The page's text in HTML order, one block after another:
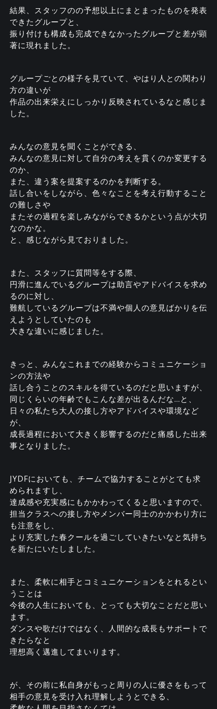
結果、スタッフのの予想以上にまとまったものを発表
できたグループと、
振り付けも構成も完成できなかったグループと差が顕
著に現れました。
グループごとの様子を見ていて、やはり人との関わり
方の違いが
作品の出来栄えにしっかり反映されているなと感じま
した。
みんなの意見を聞くことができる、
みんなの意見に対して自分の考えを貫くのか変更する
のか、
また、違う案を提案するのかを判断する。
話し合いをしながら、色々なことを考え行動すること
の難しさや
またその過程を楽しみながらできるかという点が大切
なのかな。
と、感じながら見ておりました。
また、スタッフに質問等をする際、
円滑に進んでいるグループは助言やアドバイスを求め
るのに対し、
難航しているグループは不満や個人の意見ばかりを伝
えようとしていたのも
大きな違いに感じました。
きっと、みんなこれまでの経験からコミュニケーショ
ンの方法や
話し合うことのスキルを得ているのだと思いますが、
同じくらいの年齢でもこんな差が出るんだな…と、
日々の私たち大人の接し方やアドバイスや環境など
が、
成長過程において大きく影響するのだと痛感した出来
事となりました。
JYDFにおいても、チームで協力することがとても求
められますし、
達成感や充実感にもかかわってくると思いますので、
担当クラスへの接し方やメンバー同士のかかわり方に
も注意をし、
より充実した春クールを過ごしていきたいなと気持ち
を新たにいたしました。
また、柔軟に相手とコミュニケーションをとれるとい
うことは
今後の人生においても、とっても大切なことだと思い
ます。
ダンスや歌だけではなく、人間的な成長もサポートで
きたらなと
理想高く邁進してまいります。
が、その前に私自身がもっと周りの人に優さをもって
相手の意見を受け入れ理解しようとできる、